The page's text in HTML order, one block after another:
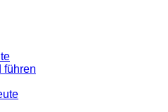
führen